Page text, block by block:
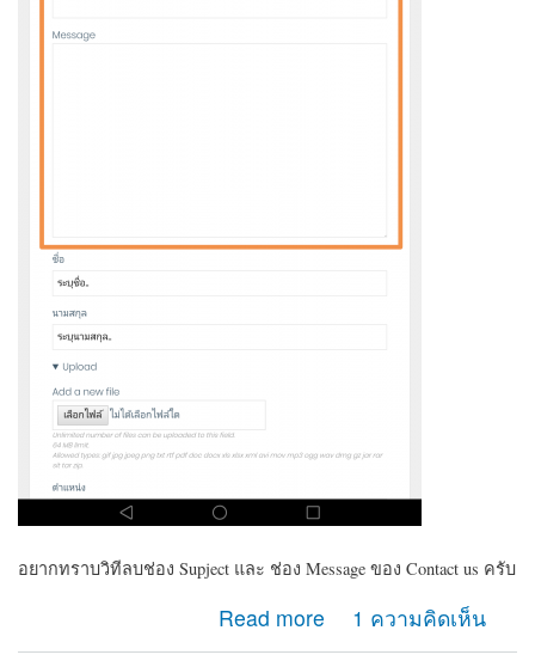
อยากทราบวิทีลบช่อง Supject และ ช่อง Message ของ Contact us ครับ
Read more
about ต้องการลบช่อง Supject และ ช่อง Massage
ของContact us
1 ความคิดเห็น